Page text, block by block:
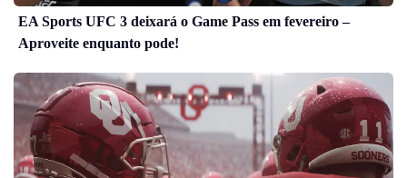
EA Sports UFC 3 deixará o Game Pass em fevereiro –
Aproveite enquanto pode!